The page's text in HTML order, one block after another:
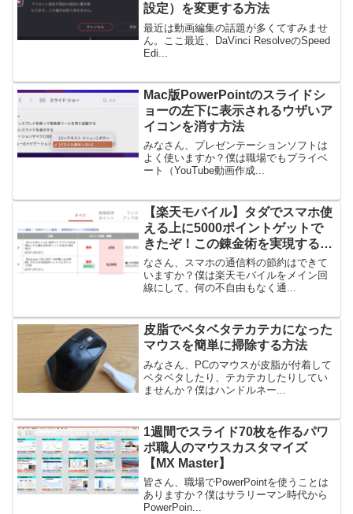
設定）を変更する方法
最近は動画編集の話題が多くてすみませ
ん。ここ最近、DaVinci ResolveのSpeed
Edi...
Mac版PowerPointのスライドシ
ョーの左下に表示されるウザいア
イコンを消す方法
みなさん、プレゼンテーションソフトは
よく使いますか？僕は職場でもプライベ
ート（YouTube動画作成...
【楽天モバイル】タダでスマホ使
える上に5000ポイントゲットで
きたぞ！この錬金術を実現する方
法
なさん、スマホの通信料の節約はできて
いますか？僕は楽天モバイルをメイン回
線にして、何の不自由もなく通...
皮脂でベタベタテカテカになった
マウスを簡単に掃除する方法
みなさん、PCのマウスが皮脂が付着して
ベタベタしたり、テカテカしたりしてい
ませんか？僕はハンドルネー...
1週間でスライド70枚を作るパワ
ポ職人のマウスカスタマイズ
【MX Master】
皆さん、職場でPowerPointを使うことは
ありますか？僕はサラリーマン時代から
PowerPoin...